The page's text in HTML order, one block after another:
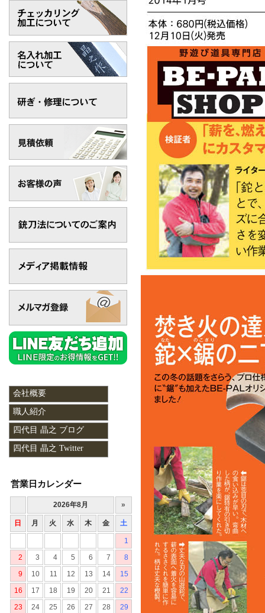
会社概要
職人紹介
四代目 晶之 ブログ
四代目 晶之 Twitter
営業日カレンダー